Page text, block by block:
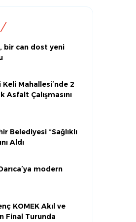
bir can dost yeni
Mahallesi’nde 2
Asfalt Çalışmasını
Belediyesi “Sağlıklı
Aldı
modern
KOMEK Akıl ve
Final Turunda